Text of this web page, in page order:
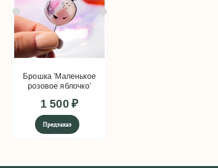
Брошка 'Маленькое
розовое яблочко'
1 500 ₽
Предзаказ